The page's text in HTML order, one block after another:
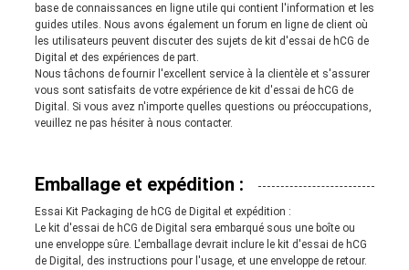
base de connaissances en ligne utile qui contient l'information et les
guides utiles. Nous avons également un forum en ligne de client où
les utilisateurs peuvent discuter des sujets de kit d'essai de hCG de
Digital et des expériences de part.
Nous tâchons de fournir l'excellent service à la clientèle et s'assurer
vous sont satisfaits de votre expérience de kit d'essai de hCG de
Digital. Si vous avez n'importe quelles questions ou préoccupations,
veuillez ne pas hésiter à nous contacter.
Emballage et expédition :
Essai Kit Packaging de hCG de Digital et expédition :
Le kit d'essai de hCG de Digital sera embarqué sous une boîte ou
une enveloppe sûre. L'emballage devrait inclure le kit d'essai de hCG
de Digital, des instructions pour l'usage, et une enveloppe de retour.